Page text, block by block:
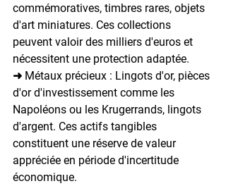
commémoratives, timbres rares, objets
d'art miniatures. Ces collections
peuvent valoir des milliers d'euros et
nécessitent une protection adaptée.
➜ Métaux précieux : Lingots d'or, pièces
d'or d'investissement comme les
Napoléons ou les Krugerrands, lingots
d'argent. Ces actifs tangibles
constituent une réserve de valeur
appréciée en période d'incertitude
économique.